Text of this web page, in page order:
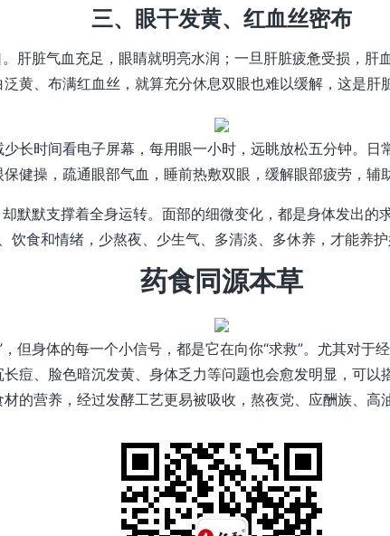
三、眼干发黄、红血丝密布
肝脏气血充足，眼睛就明亮水润；一旦肝脏疲惫受损，
黄、布满红血丝，就算充分休息双眼也难以缓解，这是肝
长时间看电子屏幕，每用眼一小时，远眺放松五分钟。
保健操，疏通眼部气血，睡前热敷双眼，缓解眼部疲劳，辅
默默支撑着全身运转。面部的细微变化，都是身体发出的
饮食和情绪，少熬夜、少生气、多清淡、多休养，才能养护
药食同源本草
但身体的每一个小信号，都是它在向你“求救”。尤其对
痘、脸色暗沉发黄、身体乏力等问题也会愈发明显，可
的营养，经过发酵工艺更易被吸收，熬夜党、应酬族、高